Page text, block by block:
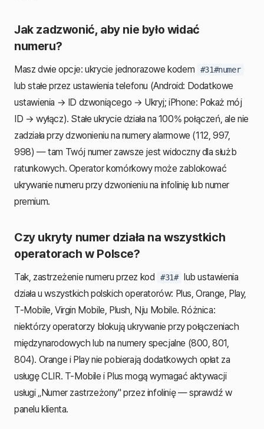
Jak zadzwonić, aby nie było widać
numeru?
Masz dwie opcje: ukrycie jednorazowe kodem #31#numer
lub stałe przez ustawienia telefonu (Android: Dodatkowe
ustawienia → ID dzwoniącego → Ukryj; iPhone: Pokaż mój
ID → wyłącz). Stałe ukrycie działa na 100% połączeń, ale nie
zadziała przy dzwonieniu na numery alarmowe (112, 997,
998) — tam Twój numer zawsze jest widoczny dla służb
ratunkowych. Operator komórkowy może zablokować
ukrywanie numeru przy dzwonieniu na infolinię lub numer
premium.
Czy ukryty numer działa na wszystkich
operatorach w Polsce?
Tak, zastrzeżenie numeru przez kod #31# lub ustawienia
działa u wszystkich polskich operatorów: Plus, Orange, Play,
T-Mobile, Virgin Mobile, Plush, Nju Mobile. Różnica:
niektórzy operatorzy blokują ukrywanie przy połączeniach
międzynarodowych lub na numery specjalne (800, 801,
804). Orange i Play nie pobierają dodatkowych opłat za
usługę CLIR. T-Mobile i Plus mogą wymagać aktywacji
usługi „Numer zastrzeżony" przez infolinię — sprawdź w
panelu klienta.